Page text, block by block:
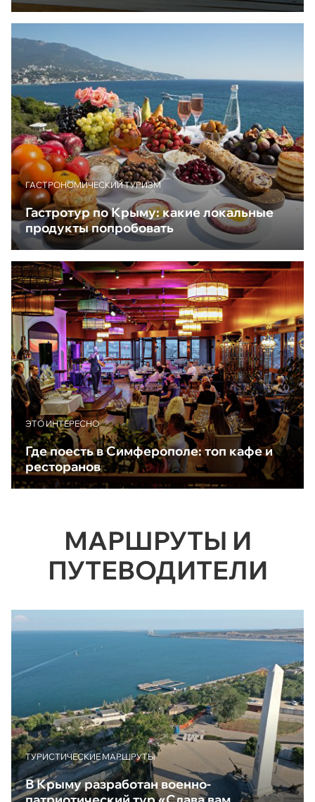
ГАСТРОНОМИЧЕСКИЙ ТУРИЗМ
Гастротур по Крыму: какие локальные
продукты попробовать
ЭТО ИНТЕРЕСНО
Где поесть в Симферополе: топ кафе и
ресторанов
МАРШРУТЫ И
ПУТЕВОДИТЕЛИ
ТУРИСТИЧЕСКИЕ МАРШРУТЫ
В Крыму разработан военно-